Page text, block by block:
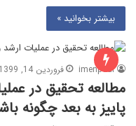
بیشتر بخوانید »
imenpour فروردین 14, 1399
مطالعه تحقیق در
پاییز به بعد چگونه